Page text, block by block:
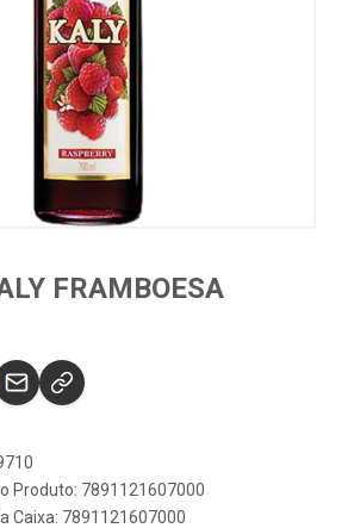
FRAMBOESA
Produto: 7891121607000
Caixa: 7891121607000